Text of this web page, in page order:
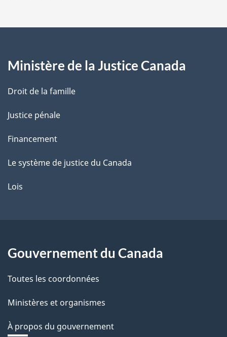
a
e
p
g
a
e
Ministère de la Justice Canada
Droit de la famille
Justice pénale
Financement
Le système de justice du Canada
Lois
Gouvernement du Canada
Toutes les coordonnées
Ministères et organismes
À propos du gouvernement